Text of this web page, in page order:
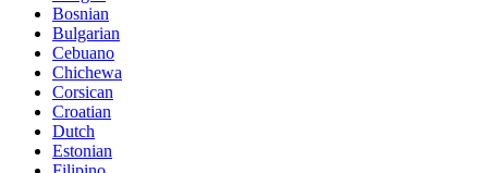
Bosnian
Bulgarian
Cebuano
Chichewa
Corsican
Croatian
Dutch
Estonian